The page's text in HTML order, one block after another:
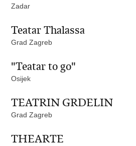
Zadar
Teatar Thalassa
Grad Zagreb
"Teatar to go"
Osijek
TEATRIN GRDELIN
Grad Zagreb
THEARTE